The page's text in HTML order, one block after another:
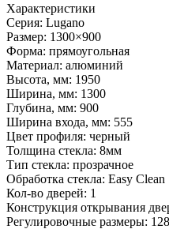
Характеристики
Серия: Lugano
Размер: 1300×900
Форма: прямоугольная
Материал: алюминий
Высота, мм: 1950
Ширина, мм: 1300
Глубина, мм: 900
Ширина входа, мм: 555
Цвет профиля: черный
Толщина стекла: 8мм
Тип стекла: прозрачное
Обработка стекла: Easy Clean
Кол-во дверей: 1
Конструкция открывания
Регулировочные размеры: